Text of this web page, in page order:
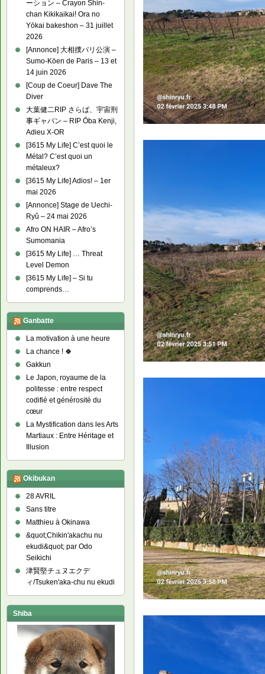
ーション – Crayon Shin-
chan Kikikaikai! Ora no
Yōkai bakeshon – 31 juillet
2026
[Annonce] 大相撲パリ公演 –
Sumo-Kōen de Paris – 13 et
14 juin 2026
[Coup de Coeur] Dave The
Diver
大葉健二RIP さらば、宇宙刑
事ギャバン – RIP Ōba Kenji,
Adieu X-OR
[3615 My Life] C’est quoi le
Métal? C’est quoi un
métaleux?
[3615 My Life] Adios! – 1er
mai 2026
[Annonce] Stage de Uechi-
Ryû – 24 mai 2026
Afro ON HAIR – Afro’s
Sumomania
[3615 My Life] … Threat
Level Demon
[3615 My Life] – Si tu
comprends…
Ganbatte
La motivation à une heure
La chance ! 🍀
Gakkun
Le Japon, royaume de la
politesse : entre respect
codifié et générosité du
cœur
La Mystification dans les Arts
Martiaux : Entre Héritage et
Illusion
Okibukan
28 AVRIL
Sans titre
Matthieu à Okinawa
&quot;Chikin'akachu nu
ekudi&quot; par Odo
Seikichi
津賢堅チュヌエクデ
ィ/Tsuken'aka-chu nu ekudi
Shiba